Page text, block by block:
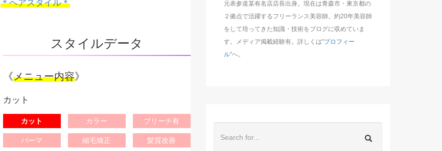
＊ヘアスタイル＊
スタイルデータ
《メニュー内容》
カット
カット カラー ブリーチ有
パーマ 縮毛矯正 髪質改善
元表参道某有名店店長出身。現在は青森市・東京都の
２拠点で活躍するフリーランス美容師。約20年美容師
をして培ってきた知識・技術をブログに収めていま
す。メディア掲載経験有。詳しくは"プロフィー
ル"へ。